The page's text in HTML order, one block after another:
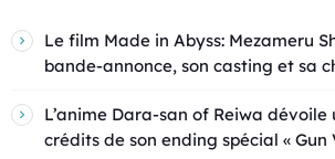
Le film Made in Abyss: Mezameru
bande-annonce, son casting et sa
L’anime Dara-san of Reiwa dévoile
crédits de son ending spécial « Gun